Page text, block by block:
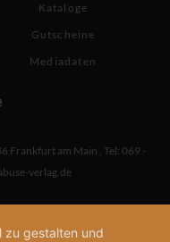
Kataloge
Gutscheine
Mediadaten
Frankfurt am Main , Tel: 069 -
verlag.de
zu gestalten und